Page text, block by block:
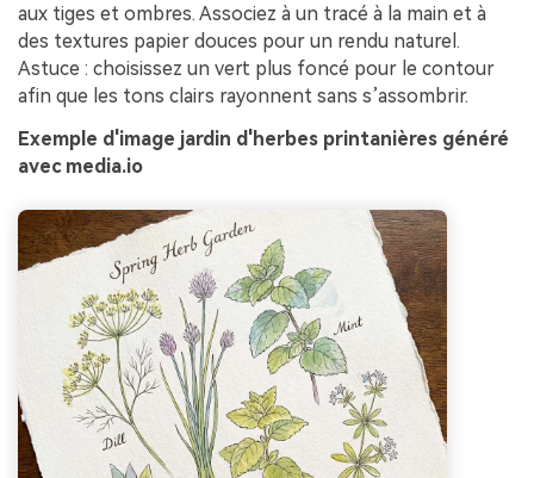
aux tiges et ombres. Associez à un tracé à la main et à
des textures papier douces pour un rendu naturel.
Astuce : choisissez un vert plus foncé pour le contour
afin que les tons clairs rayonnent sans s’assombrir.
Exemple d'image jardin d'herbes printanières généré
avec media.io